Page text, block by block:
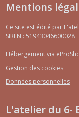
Mentions
Ce site est édité par
SIREN : 51943046600028
Hébergement via
Gestion des cookies
Données personnelles
L'atelier du 6-